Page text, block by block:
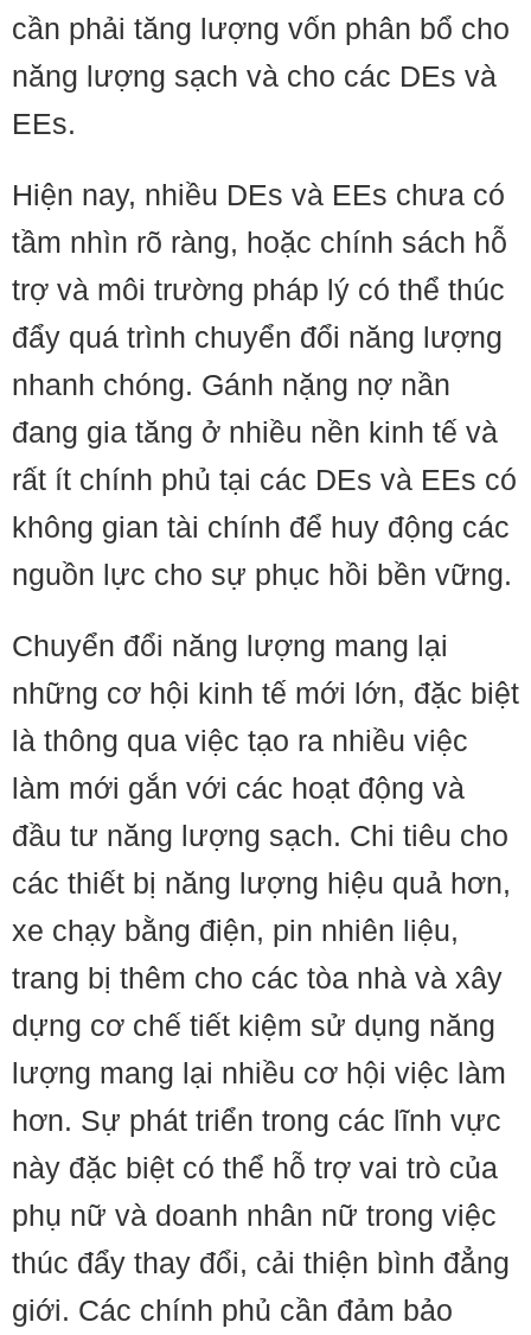
cần phải tăng lượng vốn phân bổ cho
năng lượng sạch và cho các DEs và
EEs.
Hiện nay, nhiều DEs và EEs chưa có
tầm nhìn rõ ràng, hoặc chính sách hỗ
trợ và môi trường pháp lý có thể thúc
đẩy quá trình chuyển đổi năng lượng
nhanh chóng. Gánh nặng nợ nần
đang gia tăng ở nhiều nền kinh tế và
rất ít chính phủ tại các DEs và EEs có
không gian tài chính để huy động các
nguồn lực cho sự phục hồi bền vững.
Chuyển đổi năng lượng mang lại
những cơ hội kinh tế mới lớn, đặc biệt
là thông qua việc tạo ra nhiều việc
làm mới gắn với các hoạt động và
đầu tư năng lượng sạch. Chi tiêu cho
các thiết bị năng lượng hiệu quả hơn,
xe chạy bằng điện, pin nhiên liệu,
trang bị thêm cho các tòa nhà và xây
dựng cơ chế tiết kiệm sử dụng năng
lượng mang lại nhiều cơ hội việc làm
hơn. Sự phát triển trong các lĩnh vực
này đặc biệt có thể hỗ trợ vai trò của
phụ nữ và doanh nhân nữ trong việc
thúc đẩy thay đổi, cải thiện bình đẳng
giới. Các chính phủ cần đảm bảo